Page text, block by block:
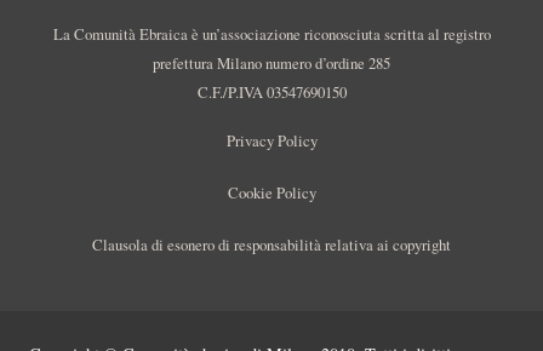
La Comunità Ebraica è un’associazione riconosciuta scritta al registro
prefettura Milano numero d’ordine 285
C.F./P.IVA 03547690150
Privacy Policy
Cookie Policy
Clausola di esonero di responsabilità relativa ai copyright